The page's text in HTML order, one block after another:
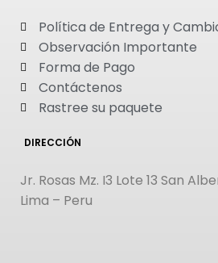
Política de Entrega y
Observación Importante
Forma de Pago
Contáctenos
Rastree su paquete
DIRECCIÓN
Jr. Rosas Mz. I3 Lote 13 San
Lima – Peru